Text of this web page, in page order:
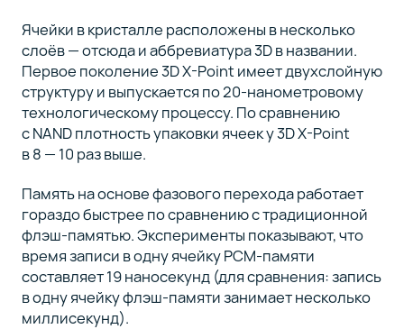
Ячейки в кристалле расположены в несколько
слоёв — отсюда и аббревиатура 3D в названии.
Первое поколение 3D X-Point имеет двухслойную
структуру и выпускается по 20-нанометровому
технологическому процессу. По сравнению
с NAND плотность упаковки ячеек у 3D X-Point
в 8 — 10 раз выше.
Память на основе фазового перехода работает
гораздо быстрее по сравнению с традиционной
флэш-памятью. Эксперименты показывают, что
время записи в одну ячейку PCM-памяти
составляет 19 наносекунд (для сравнения: запись
в одну ячейку флэш-памяти занимает несколько
миллисекунд).